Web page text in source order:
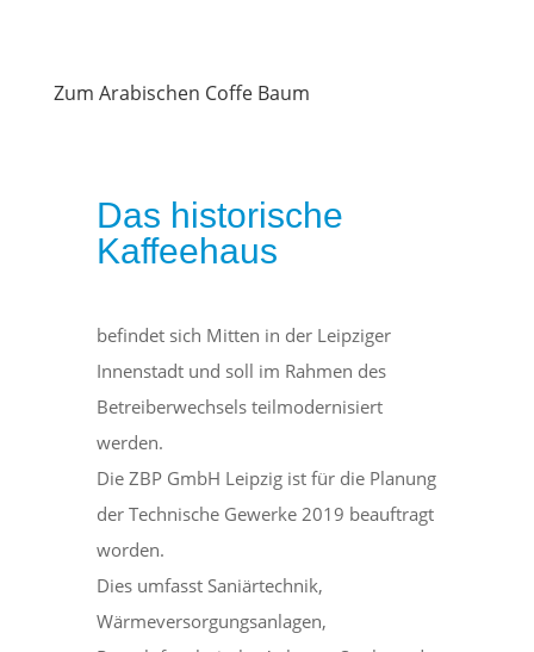
Zum Arabischen Coffe Baum
Das historische
Kaffeehaus
befindet sich Mitten in der Leipziger
Innenstadt und soll im Rahmen des
Betreiberwechsels teilmodernisiert
werden.
Die ZBP GmbH Leipzig ist für die Planung
der Technische Gewerke 2019 beauftragt
worden.
Dies umfasst Saniärtechnik,
Wärmeversorgungsanlagen,